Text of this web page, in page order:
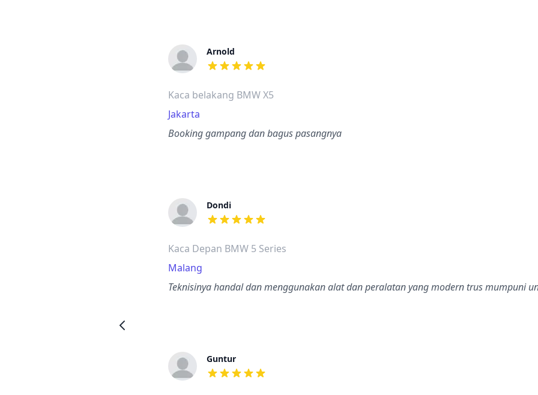
Arnold
dari ulasan adalah bintang lima
Kaca belakang BMW X5
Jakarta
Booking gampang dan bagus pasangnya
Dondi
dari ulasan adalah bintang lima
Kaca Depan BMW 5 Series
Malang
Teknisinya handal dan menggunakan alat dan peralatan yang modern trus mumpuni
Guntur
dari ulasan adalah bintang lima